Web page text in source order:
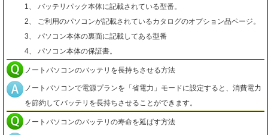
1、 バッテリパック本体に記載されている型番。
2、 ご利用のパソコンが記載されているカタログのオプション品ページ。
3、 パソコン本体の裏面に記載してある型番
4、 パソコン本体の保証書。
ノートパソコンのバッテリを長持ちさせる方法
ノートパソコンで電源プランを「省電力」モードに設定すると、消費電力
を節約してバッテリを長持ちさせることができます。
ノートパソコンのバッテリの寿命を延ばす方法